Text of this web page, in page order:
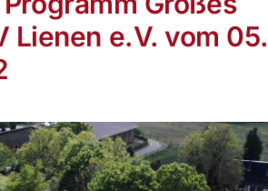
Lienen e.V. vom 05.